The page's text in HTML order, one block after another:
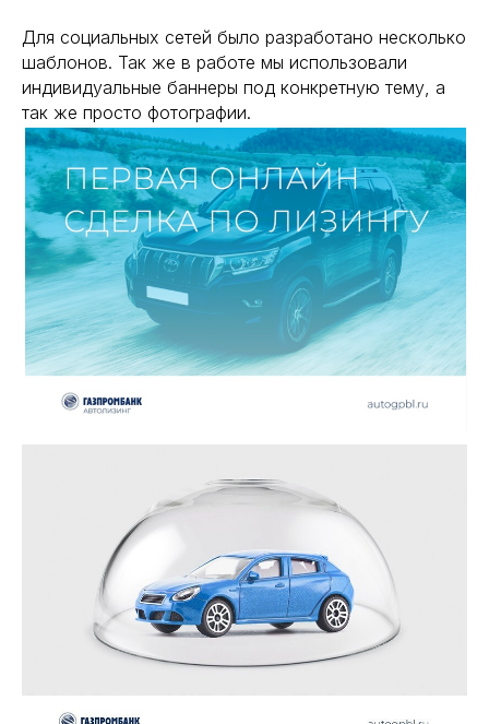
Для социальных сетей было разработано несколько
шаблонов. Так же в работе мы использовали
индивидуальные баннеры под конкретную тему, а
так же просто фотографии.